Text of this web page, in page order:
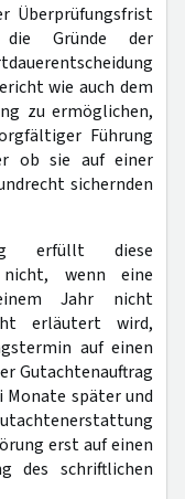
Überprüfungsfrist
die Gründe der
wie auch dem
zu ermöglichen,
Führung
ob sie auf einer
sichernden
erfüllt diese
nicht, wenn eine
Jahr nicht
erläutert wird,
auf einen
Gutachtenauftrag
Monate später und
erst auf einen
des schriftlichen